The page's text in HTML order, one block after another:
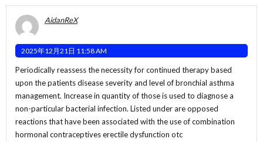
AidanReX
2025年12月21日 11:58 AM
Periodically reassess the necessity for continued therapy based
upon the patients disease severity and level of bronchial asthma
management. Increase in quantity of those is used to diagnose a
non-particular bacterial infection. Listed under are opposed
reactions that have been associated with the use of combination
hormonal contraceptives erectile dysfunction otc